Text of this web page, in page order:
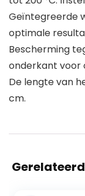
Geïntegreerde
optimale
Bescherming
onderkant voor
De lengte van
cm.